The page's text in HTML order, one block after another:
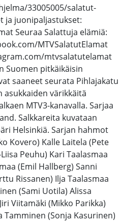
33005005/salatut-
ja juonipaljastukset:
Seuraa Salattuja elämiä:
MTVSalatutElamat
mtvsalatutelamat
Suomen pitkäikäisin
saaneet seurata Pihlajakatu
värikkäitä
MTV3-kanavalla. Sarjaa
Salkkareita kuvataan
Helsinkiä. Sarjan hahmot
Kovero) Kalle Laitela (Pete
Peuhu) Kari Taalasmaa
(Emil Hallberg) Sanni
Rissanen) Ilja Taalasmaa
(Sami Uotila) Alissa
Viitamäki (Mikko Parikka)
Tamminen (Sonja Kasurinen)